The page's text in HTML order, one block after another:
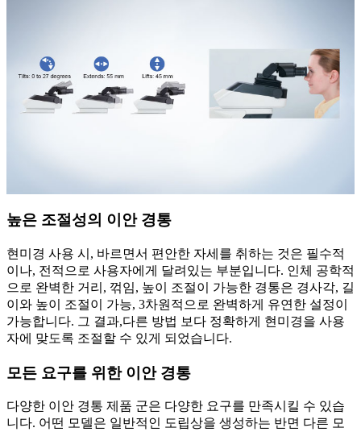
높은 조절성의 이안 경통
현미경 사용 시, 바르면서 편안한 자세를 취하는 것은 필수적
이나, 전적으로 사용자에게 달려있는 부분입니다. 인체 공학적
으로 완벽한 거리, 꺾임, 높이 조절이 가능한 경통은 경사각, 길
이와 높이 조절이 가능, 3차원적으로 완벽하게 유연한 설정이
가능합니다. 그 결과,다른 방법 보다 정확하게 현미경을 사용
자에 맞도록 조절할 수 있게 되었습니다.
모든 요구를 위한 이안 경통
다양한 이안 경통 제품 군은 다양한 요구를 만족시킬 수 있습
니다. 어떤 모델은 일반적인 도립상을 생성하는 반면 다른 모